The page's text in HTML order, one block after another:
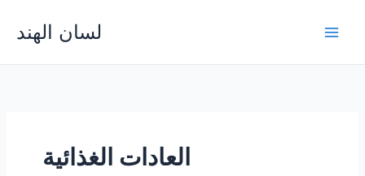
content
لسان الهند
العادات الغذائية